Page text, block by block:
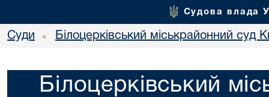
Судова влада
Суди • Білоцерківський міськрайонний суд
Білоцерківський